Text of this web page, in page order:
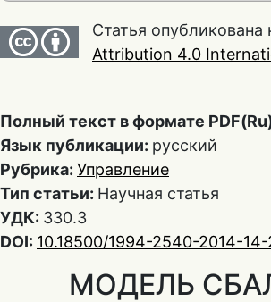
Статья
Attribution 4.0
Полный текст в формате
Язык публикации: русский
Рубрика: Управление
Тип статьи: Научная статья
УДК: 330.3
DOI: 10.18500/1994-2540-2014-
МОДЕЛЬ